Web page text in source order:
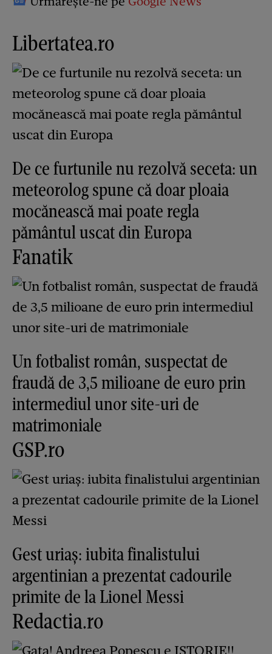
Libertatea.ro
De ce furtunile nu rezolvă seceta: un
meteorolog spune că doar ploaia
mocănească mai poate regla
pământul uscat din Europa
Fanatik
Un fotbalist român, suspectat de
fraudă de 3,5 milioane de euro prin
intermediul unor site-uri de
matrimoniale
GSP.ro
Gest uriaș: iubita finalistului
argentinian a prezentat cadourile
primite de la Lionel Messi
Redactia.ro